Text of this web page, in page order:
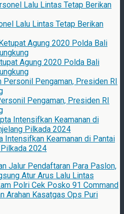
Lalu Lintas Tetap Berikan
Agung 2020 Polda Bali
Pengaman, Presiden RI
Intensifkan Keamanan di Pantai
2024
Jalur Pendaftaran Para Paslon,
Atur Arus Lalu Lintas
Polri Cek Posko 91 Command
Arahan Kasatgas Ops Puri